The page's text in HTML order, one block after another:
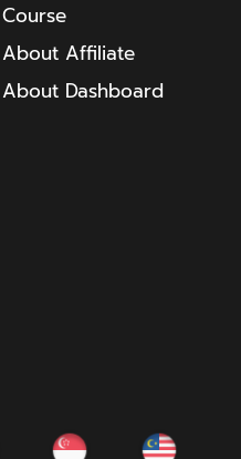
Course
About Affiliate
About Dashboard